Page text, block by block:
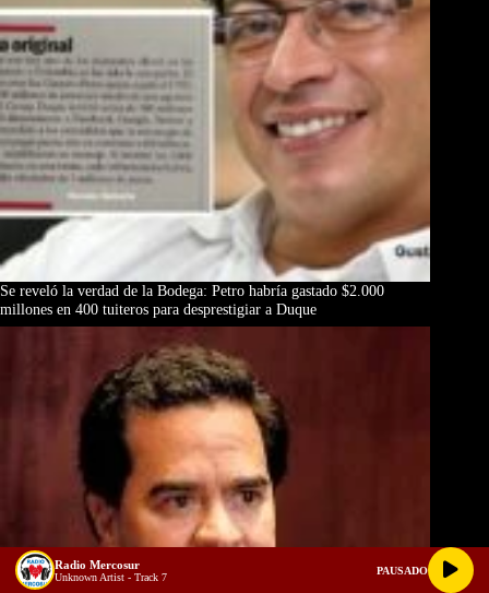
Se reveló la verdad de la Bodega: Petro habría gastado $2.000
millones en 400 tuiteros para desprestigiar a Duque
Radio Mercosur
Unknown Artist - Track 7
PAUSADO